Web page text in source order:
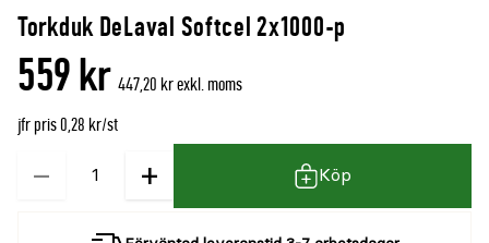
Torkduk DeLaval Softcel 2x1000-p
559 kr 447,20 kr exkl. moms
jfr pris 0,28 kr/st
−
Kvantitet + Köp